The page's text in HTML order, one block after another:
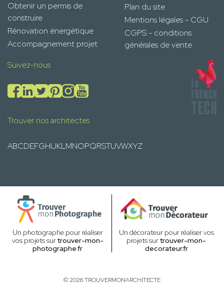
Obtenir un permis de
construire
Rénovation énergétique
Accompagnement projet
Plan du site
Mentions légales - CGU
CGPS - conditions
générales de vente
Suivez-nous
Trouver nos architectes
ABCDEFGHIJKLMNOPQRSTUVWXYZ
Un photographe pour réaliser
vos projets surtrouver-mon-
photographe.fr
Un décorateur pour réaliser vos
projets surtrouver-mon-
decorateur.fr
© 2026 TROUVERMONARCHITECTE